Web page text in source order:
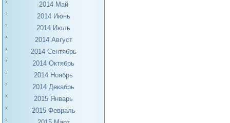
2014 Май
2014 Июнь
2014 Июль
2014 Август
2014 Сентябрь
2014 Октябрь
2014 Ноябрь
2014 Декабрь
2015 Январь
2015 Февраль